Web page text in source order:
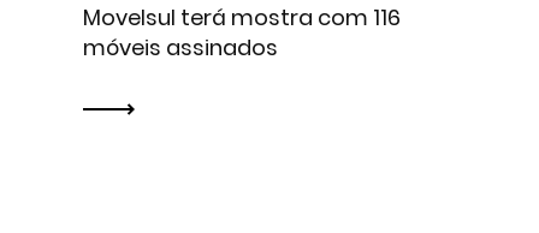
Movelsul terá mostra com 116
móveis assinados